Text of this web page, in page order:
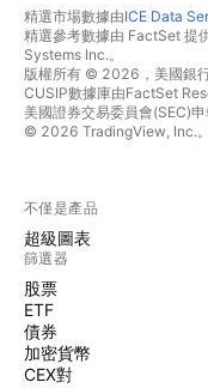
精選市場數據由ICE Data
精選參考數據由 FactSet
Systems Inc.。
版權所有 © 2026，美國銀
CUSIP數據庫由FactSet
美國證券交易委員會(SEC)
© 2026 TradingView, Inc.。
不僅是產品
超級圖表
篩選器
股票
ETF
債券
加密貨幣
CEX對